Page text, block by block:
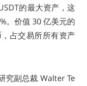
的最大资产，这
。价值 30 亿美元的
占交易所所有资产
究副总裁 Walter Te